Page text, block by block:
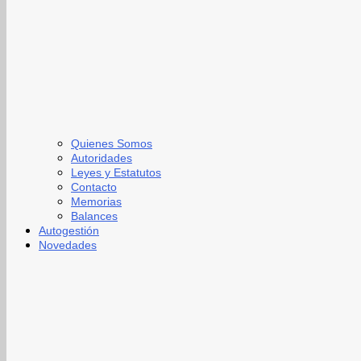
Quienes Somos
Autoridades
Leyes y Estatutos
Contacto
Memorias
Balances
Autogestión
Novedades